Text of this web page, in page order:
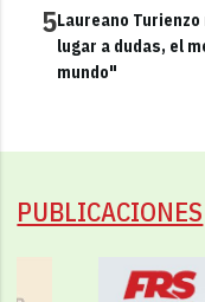
5Laureano
lugar a dudas, el
mundo"
PUBLICACIONES